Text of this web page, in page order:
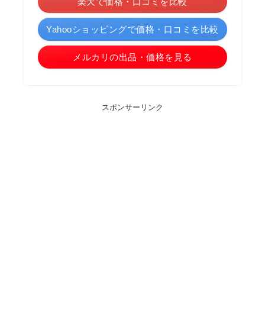
Yahooショッピングで価格・口コミを比較
メルカリの出品・価格を見る
スポンサーリンク